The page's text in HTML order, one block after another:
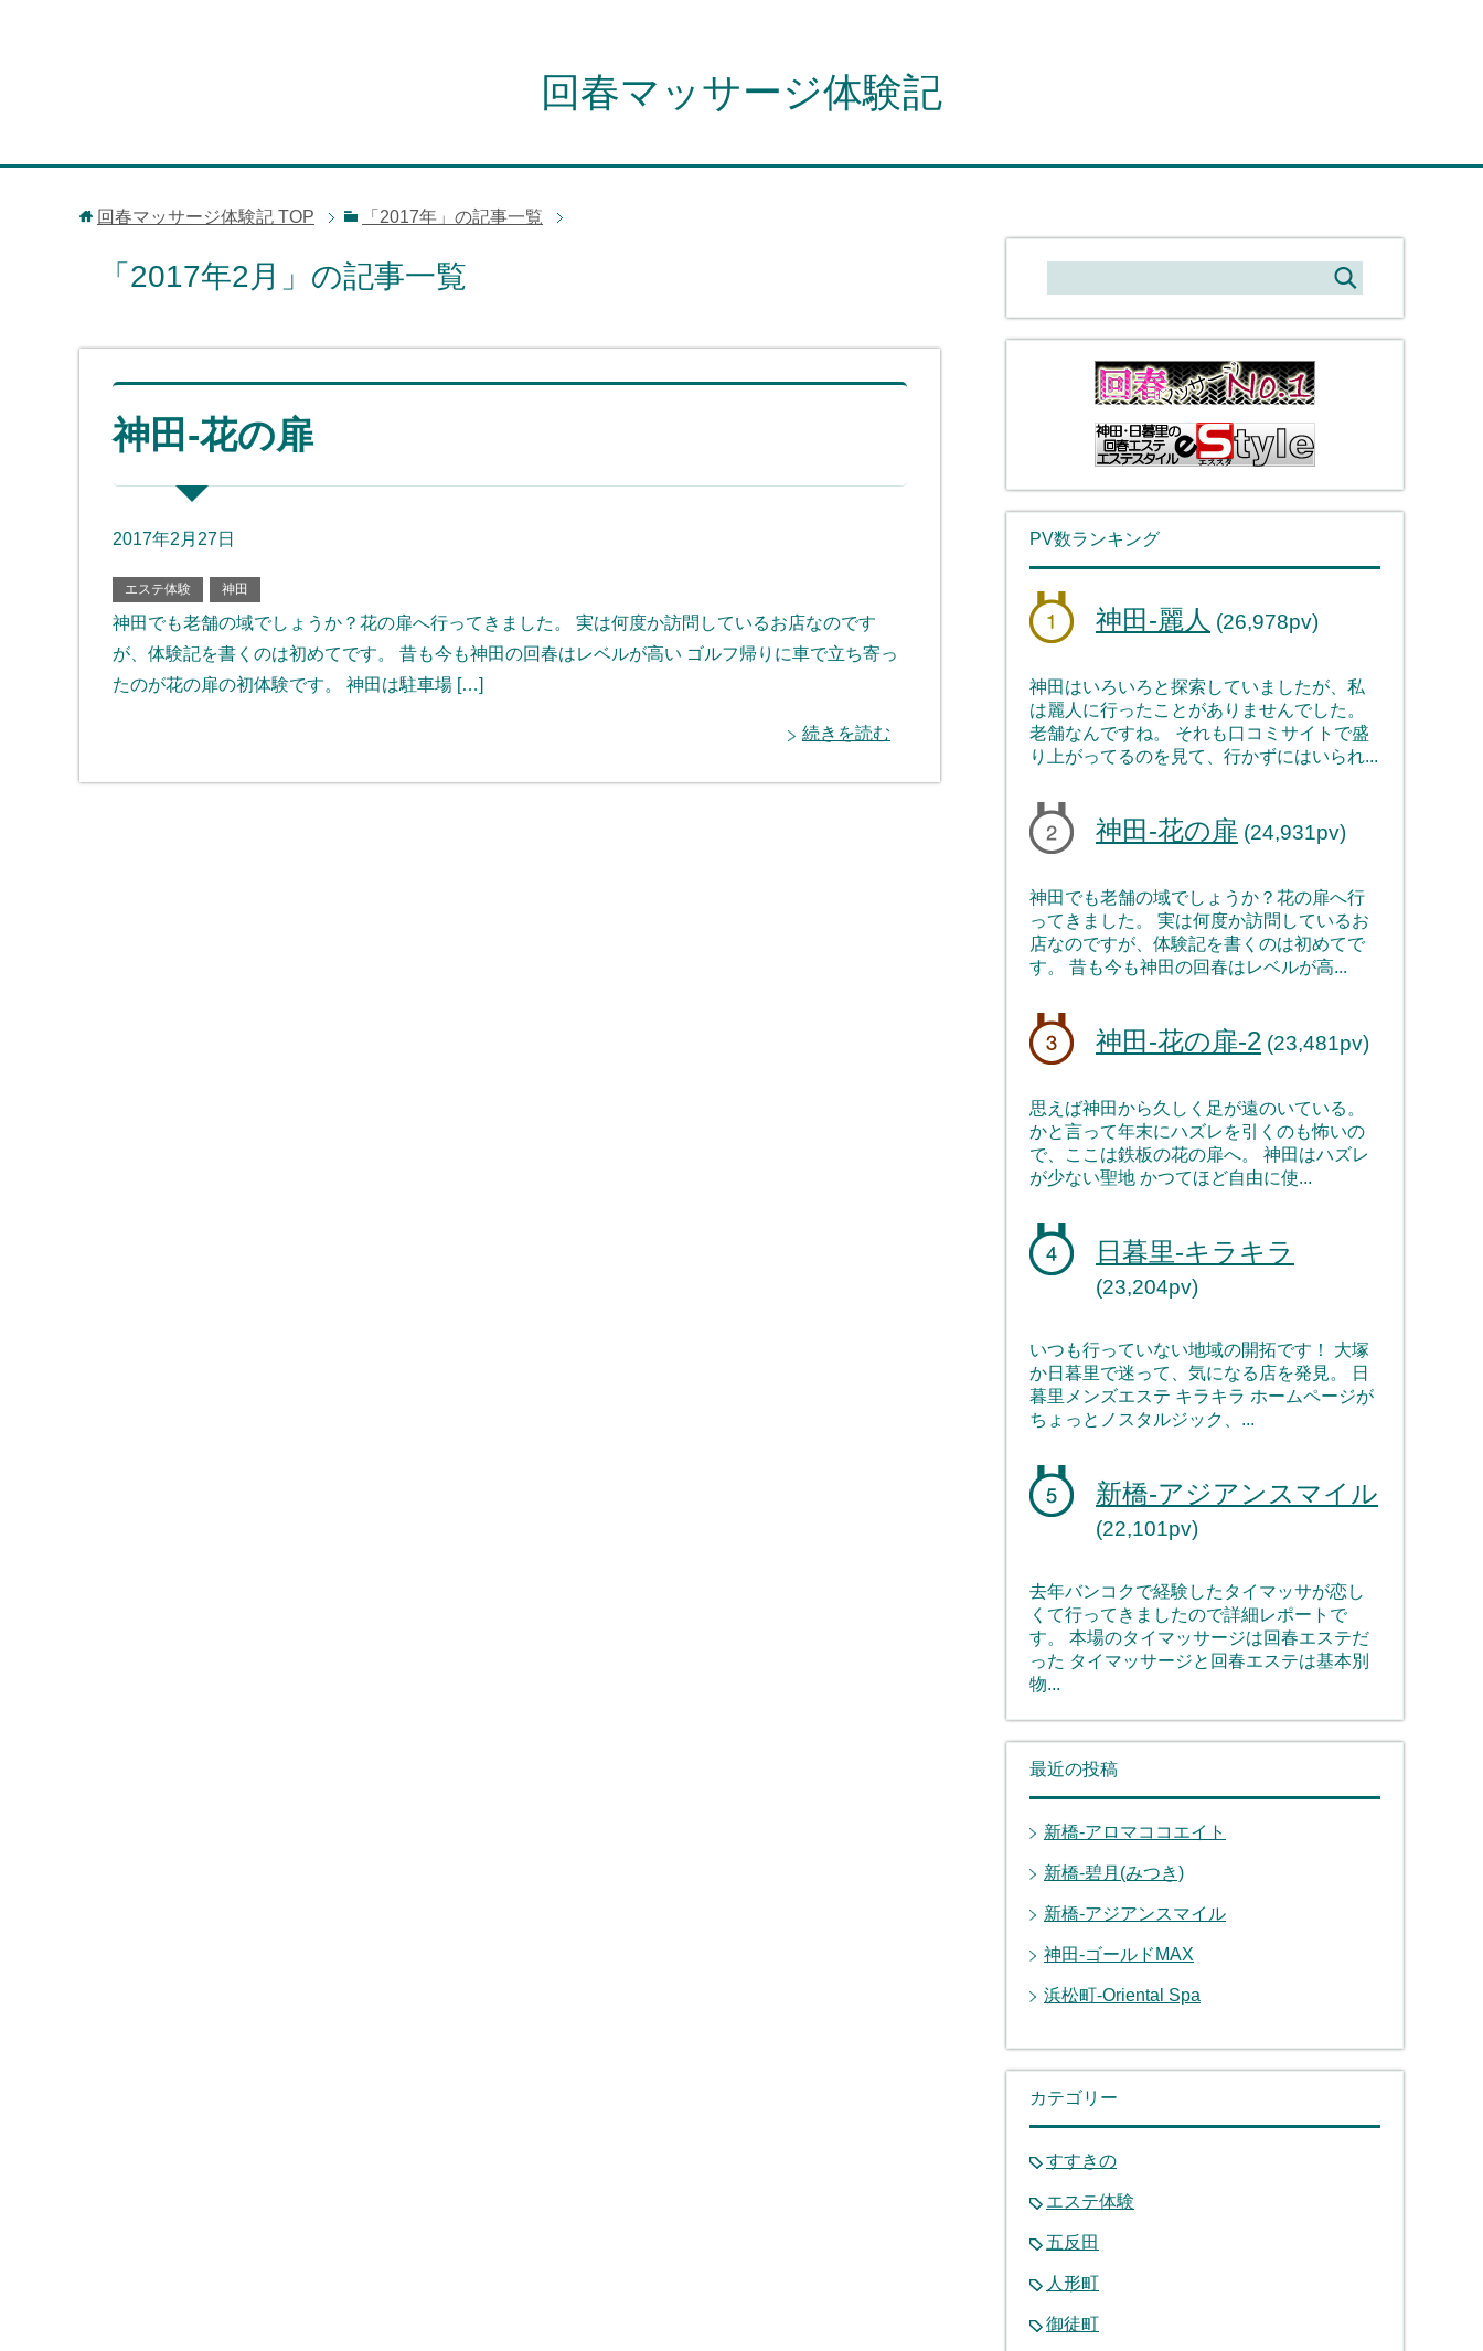
回春マッサージ体験記
回春マッサージ体験記 TOP 「2017年」の記事一覧
「2017年2月」の記事一覧
神田-花の扉
2017年2月27日
エステ体験 神田
神田でも老舗の域でしょうか？花の扉へ行ってきました。 実は何度か訪問しているお店なのです
が、体験記を書くのは初めてです。 昔も今も神田の回春はレベルが高い ゴルフ帰りに車で立ち寄っ
たのが花の扉の初体験です。 神田は駐車場 […]
続きを読む
PV数ランキング
神田-麗人 (26,978pv)
神田はいろいろと探索していましたが、私
は麗人に行ったことがありませんでした。
老舗なんですね。 それも口コミサイトで盛
り上がってるのを見て、行かずにはいられ...
神田-花の扉 (24,931pv)
神田でも老舗の域でしょうか？花の扉へ行
ってきました。 実は何度か訪問しているお
店なのですが、体験記を書くのは初めてで
す。 昔も今も神田の回春はレベルが高...
神田-花の扉-2 (23,481pv)
思えば神田から久しく足が遠のいている。
かと言って年末にハズレを引くのも怖いの
で、ここは鉄板の花の扉へ。 神田はハズレ
が少ない聖地 かつてほど自由に使...
日暮里-キラキラ
(23,204pv)
いつも行っていない地域の開拓です！ 大塚
か日暮里で迷って、気になる店を発見。 日
暮里メンズエステ キラキラ ホームページが
ちょっとノスタルジック、...
新橋-アジアンスマイル
(22,101pv)
去年バンコクで経験したタイマッサが恋し
くて行ってきましたので詳細レポートで
す。 本場のタイマッサージは回春エステだ
った タイマッサージと回春エステは基本別
物...
最近の投稿
新橋-アロマココエイト
新橋-碧月(みつき)
新橋-アジアンスマイル
神田-ゴールドMAX
浜松町-Oriental Spa
カテゴリー
すすきの
エステ体験
五反田
人形町
御徒町